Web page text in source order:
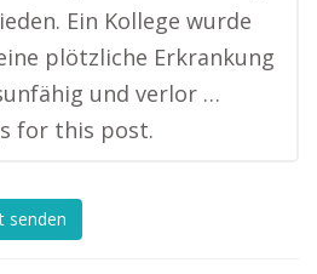
Ein Kollege wurde
plötzliche Erkrankung
und verlor …
for this post.
senden